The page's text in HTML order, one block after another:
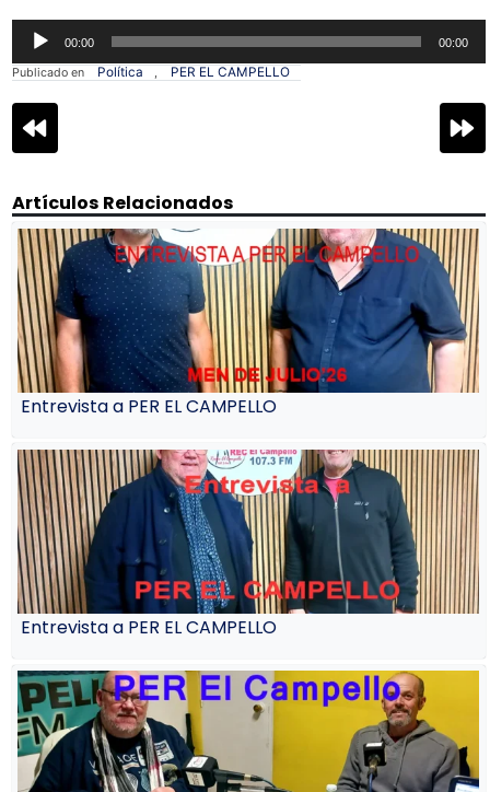
audio
00:00 00:00
Publicado en Política , PER EL CAMPELLO
Navegación
de
Artículos Relacionados
Entrevista a PER EL CAMPELLO
Entrevista a PER EL CAMPELLO